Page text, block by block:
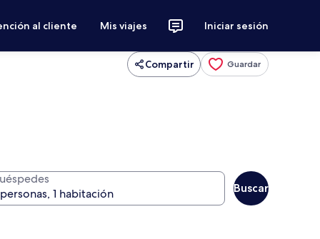
al cliente Mis viajes Iniciar sesión
Compartir Guardar
Buscar